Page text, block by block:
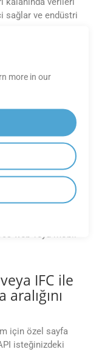
sağlar ve endüstri
bir
APIleri?
Android, PHP,
çeşitli programlama
ortamlarına
web veya mobil
IFC ile
için özel sayfa
isteğinizdeki
more in our